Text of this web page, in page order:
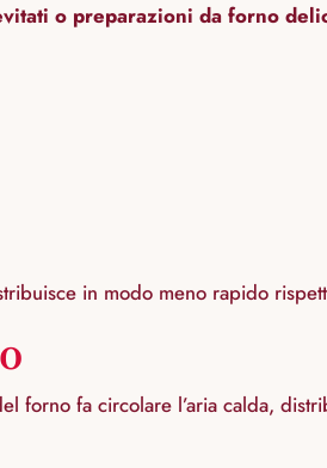
o preparazioni da forno
in modo meno rapido
forno fa circolare l’aria calda,